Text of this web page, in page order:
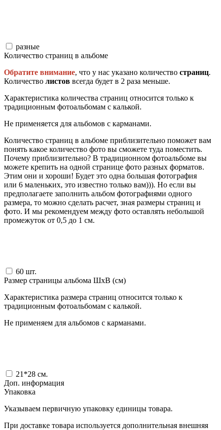
разные
Количество страниц в альбоме
Обратите внимание, что у нас указано количество страниц.
Количество листов всегда будет в 2 раза меньше.
Характеристика количества страниц относится только к
традиционным фотоальбомам с калькой.
Не применяется для альбомов с карманами.
Количество страниц в альбоме приблизительно поможет вам
понять какое количество фото вы сможете туда поместить.
Почему приблизительно? В традиционном фотоальбоме вы
можете крепить на одной странице фото разных форматов.
Этим они и хороши! Будет это одна большая фотография
или 6 маленьких, это известно только вам))). Но если вы
предполагаете заполнить альбом фотографиями одного
размера, то можно сделать расчет, зная размеры страниц и
фото. И мы рекомендуем между фото оставлять небольшой
промежуток от 0,5 до 1 см.
60 шт.
Размер страницы альбома ШxВ (см)
Характеристика размера страниц относится только к
традиционным фотоальбомам с калькой.
Не применяем для альбомов с карманами.
21*28 см.
Доп. информация
Упаковка
Указываем первичную упаковку единицы товара.
При доставке товара используется дополнительная внешняя